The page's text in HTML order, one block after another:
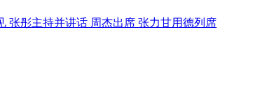
张彤主持并讲话 周杰出席 张力甘用德列席